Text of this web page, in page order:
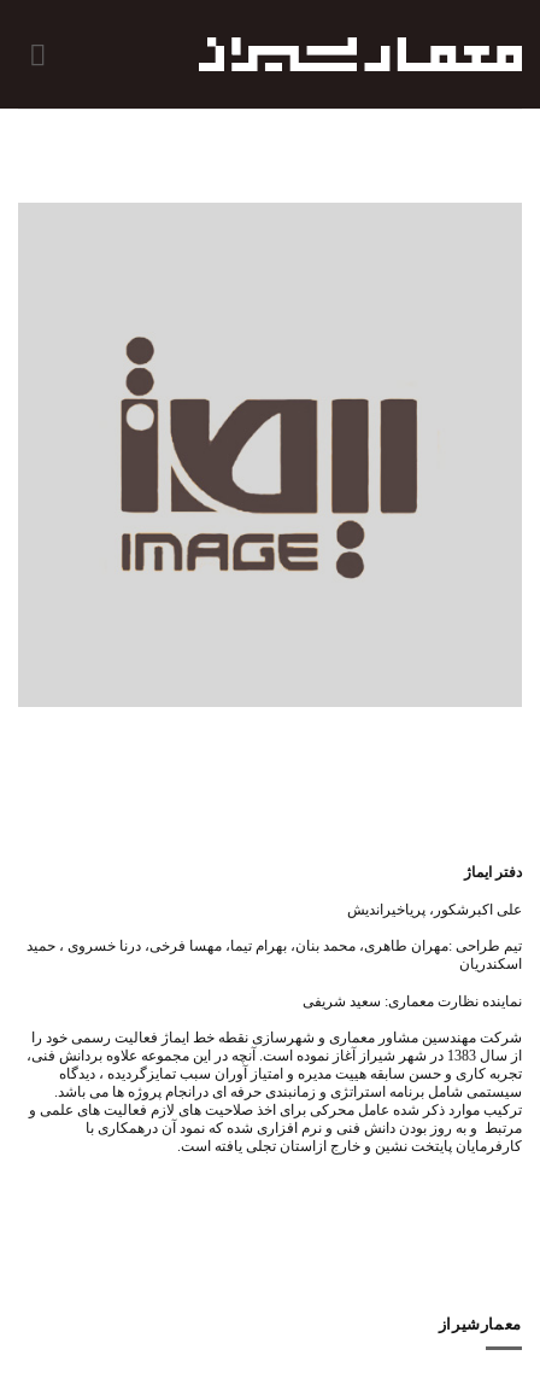
محتوا
دفتر ایماژ
على اكبرشكور، پرياخيرانديش
تيم طراحی :مهران طاهرى، محمد بنان، بهرام تيما، مهسا فرخى، درنا خسروى ، حميد
اسكندريان
نماينده نظارت معمارى: سعيد شريفى
شركت مهندسين مشاور معمارى و شهرسازى نقطه خط ايماژ فعاليت رسمى خود را
از سال 1383 در شهر شيراز آغاز نموده است. آنچه در اين مجموعه علاوه بردانش فنى،
تجربه كارى و حسن سابقه هييت مديره و امتياز آوران سبب تمايزگرديده ، ديدگاه
سيستمى شامل برنامه استراتژى و زمانبندى حرفه ای درانجام پروژه ها مى باشد.
تركيب موارد ذكر شده عامل محركى براى اخذ صلاحيت هاى لازم فعاليت هاى علمى و
مرتبط و به روز بودن دانش فنى و نرم افزارى شده كه نمود آن درهمكارى با
كارفرمايان پايتخت نشين و خارج ازاستان تجلى يافته است.
معمارشیراز